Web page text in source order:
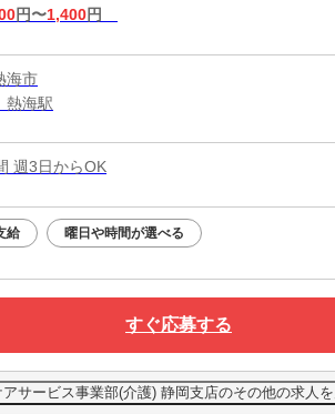
円〜1,400円
海市
熱海駅
週3日からOK
給 曜日や時間が選べる
すぐ応募する
サービス事業部(介護) 静岡支店のその他の求人